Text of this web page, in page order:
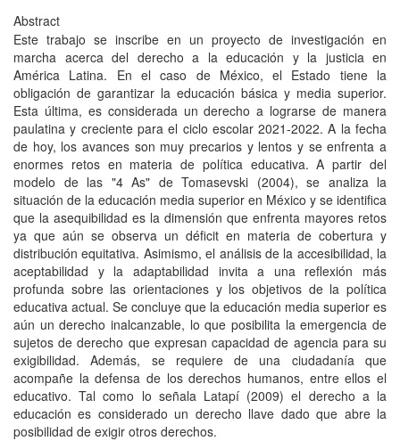
Abstract
Este trabajo se inscribe en un proyecto de investigación en
marcha acerca del derecho a la educación y la justicia en
América Latina. En el caso de México, el Estado tiene la
obligación de garantizar la educación básica y media superior.
Esta última, es considerada un derecho a lograrse de manera
paulatina y creciente para el ciclo escolar 2021-2022. A la fecha
de hoy, los avances son muy precarios y lentos y se enfrenta a
enormes retos en materia de política educativa. A partir del
modelo de las "4 As" de Tomasevski (2004), se analiza la
situación de la educación media superior en México y se identifica
que la asequibilidad es la dimensión que enfrenta mayores retos
ya que aún se observa un déficit en materia de cobertura y
distribución equitativa. Asimismo, el análisis de la accesibilidad, la
aceptabilidad y la adaptabilidad invita a una reflexión más
profunda sobre las orientaciones y los objetivos de la política
educativa actual. Se concluye que la educación media superior es
aún un derecho inalcanzable, lo que posibilita la emergencia de
sujetos de derecho que expresan capacidad de agencia para su
exigibilidad. Además, se requiere de una ciudadanía que
acompañe la defensa de los derechos humanos, entre ellos el
educativo. Tal como lo señala Latapí (2009) el derecho a la
educación es considerado un derecho llave dado que abre la
posibilidad de exigir otros derechos.